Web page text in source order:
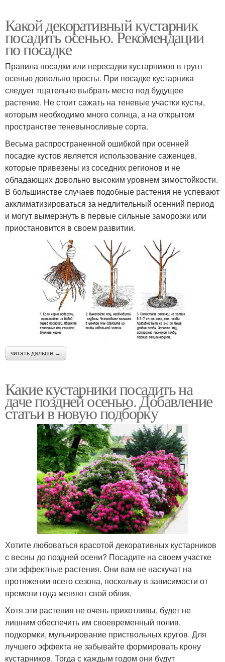
Какой декоративный кустарник
посадить осенью. Рекомендации
по посадке
Правила посадки или пересадки кустарников в грунт
осенью довольно просты. При посадке кустарника
следует тщательно выбрать место под будущее
растение. Не стоит сажать на теневые участки кусты,
которым необходимо много солнца, а на открытом
пространстве теневыносливые сорта.
Весьма распространенной ошибкой при осенней
посадке кустов является использование саженцев,
которые привезены из соседних регионов и не
обладающих довольно высоким уровнем зимостойкости.
В большинстве случаев подобные растения не успевают
акклиматизироваться за недлительный осенний период
и могут вымерзнуть в первые сильные заморозки или
приостановится в своем развитии.
читать дальше →
Какие кустарники посадить на
даче поздней осенью. Добавление
статьи в новую подборку
Хотите любоваться красотой декоративных кустарников
с весны до поздней осени? Посадите на своем участке
эти эффектные растения. Они вам не наскучат на
протяжении всего сезона, поскольку в зависимости от
времени года меняют свой облик.
Хотя эти растения не очень прихотливы, будет не
лишним обеспечить им своевременный полив,
подкормки, мульчирование приствольных кругов. Для
лучшего эффекта не забывайте формировать крону
кустарников. Тогда с каждым годом они будут